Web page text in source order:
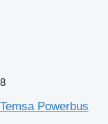
8
Temsa Powerbus